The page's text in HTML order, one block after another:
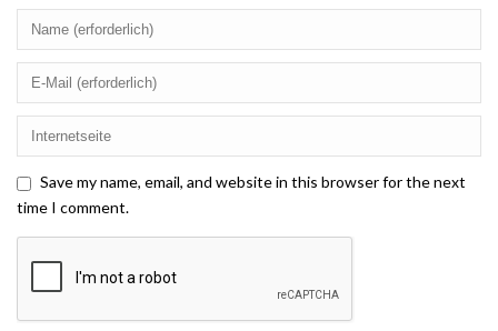
Save my name, email, and website in this browser for the next
time I comment.